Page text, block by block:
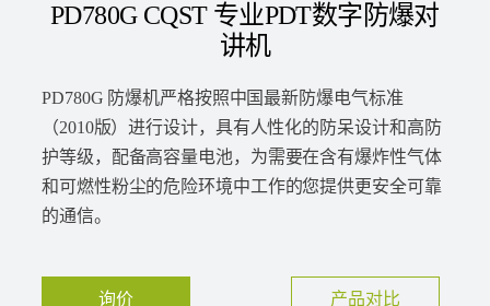
PD780G CQST 专业PDT数字防爆对
讲机
PD780G 防爆机严格按照中国最新防爆电气标准
（2010版）进行设计，具有人性化的防呆设计和高防
护等级，配备高容量电池，为需要在含有爆炸性气体
和可燃性粉尘的危险环境中工作的您提供更安全可靠
的通信。
询价 产品对比